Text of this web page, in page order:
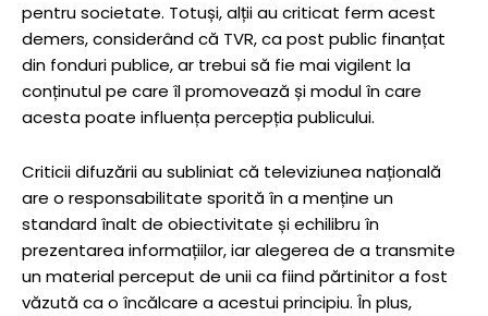
pentru societate. Totuși, alții au criticat ferm acest
demers, considerând că TVR, ca post public finanțat
din fonduri publice, ar trebui să fie mai vigilent la
conținutul pe care îl promovează și modul în care
acesta poate influența percepția publicului.
Criticii difuzării au subliniat că televiziunea națională
are o responsabilitate sporită în a menține un
standard înalt de obiectivitate și echilibru în
prezentarea informațiilor, iar alegerea de a transmite
un material perceput de unii ca fiind părtinitor a fost
văzută ca o încălcare a acestui principiu. În plus,